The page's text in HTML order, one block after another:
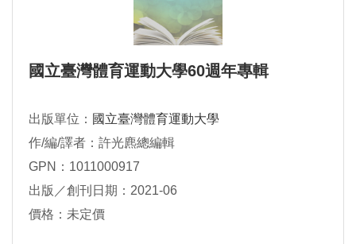
國立臺灣體育運動大學60週年專輯
出版單位： 國立臺灣體育運動大學
作/編/譯者：許光麃總編輯
GPN：1011000917
出版／創刊日期：2021-06
價格：未定價